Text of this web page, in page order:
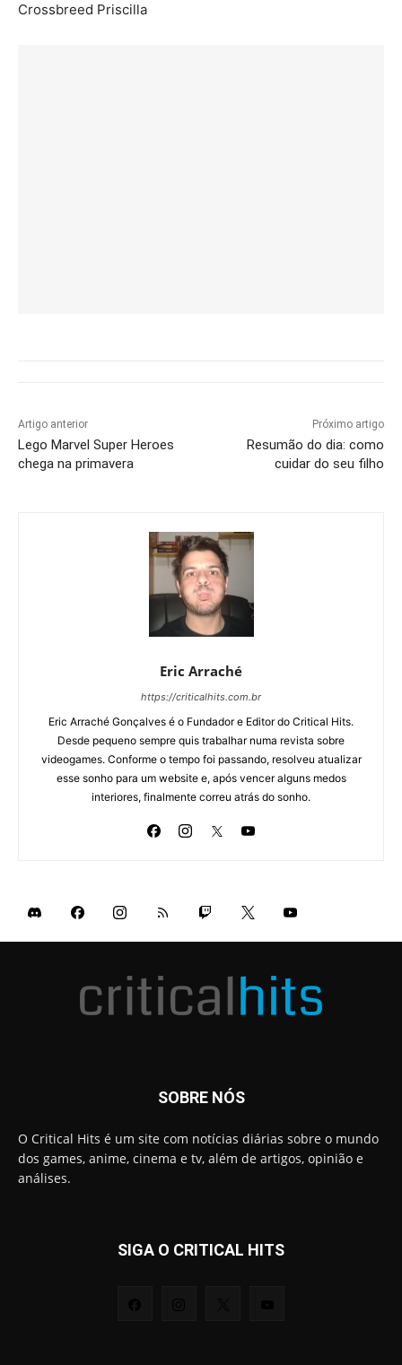
Crossbreed Priscilla
Artigo anterior
Lego Marvel Super Heroes
chega na primavera
Próximo artigo
Resumão do dia: como
cuidar do seu filho
Eric Arraché
https://criticalhits.com.br
Eric Arraché Gonçalves é o Fundador e Editor do Critical Hits.
Desde pequeno sempre quis trabalhar numa revista sobre
videogames. Conforme o tempo foi passando, resolveu atualizar
esse sonho para um website e, após vencer alguns medos
interiores, finalmente correu atrás do sonho.
SOBRE NÓS
O Critical Hits é um site com notícias diárias sobre o mundo
dos games, anime, cinema e tv, além de artigos, opinião e
análises.
SIGA O CRITICAL HITS